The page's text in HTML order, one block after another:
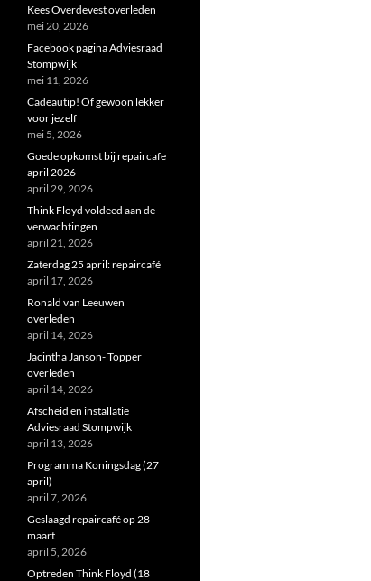
Kees Overdevest overleden
mei 20, 2026
Facebook pagina Adviesraad
Stompwijk
mei 11, 2026
Cadeautip! Of gewoon lekker
voor jezelf
mei 5, 2026
Goede opkomst bij repaircafe
april 2026
april 29, 2026
Think Floyd voldeed aan de
verwachtingen
april 21, 2026
Zaterdag 25 april: repaircafé
april 17, 2026
Ronald van Leeuwen
overleden
april 14, 2026
Jacintha Janson- Topper
overleden
april 14, 2026
Afscheid en installatie
Adviesraad Stompwijk
april 13, 2026
Programma Koningsdag (27
april)
april 7, 2026
Geslaagd repaircafé op 28
maart
april 5, 2026
Optreden Think Floyd (18